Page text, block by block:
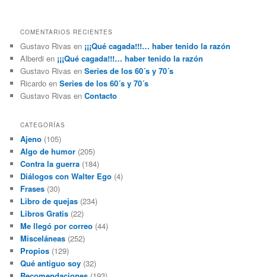
COMENTARIOS RECIENTES
Gustavo Rivas en ¡¡¡Qué cagada!!!… haber tenido la razón
Alberdi en ¡¡¡Qué cagada!!!… haber tenido la razón
Gustavo Rivas enSeries de los 60´s y 70´s
Ricardo enSeries de los 60´s y 70´s
Gustavo Rivas enContacto
CATEGORÍAS
Ajeno (105)
Algo de humor (205)
Contra la guerra (184)
Diálogos con Walter Ego (4)
Frases (30)
Libro de quejas (234)
Libros Gratis (22)
Me llegó por correo (44)
Misceláneas (252)
Propios (129)
Qué antiguo soy (32)